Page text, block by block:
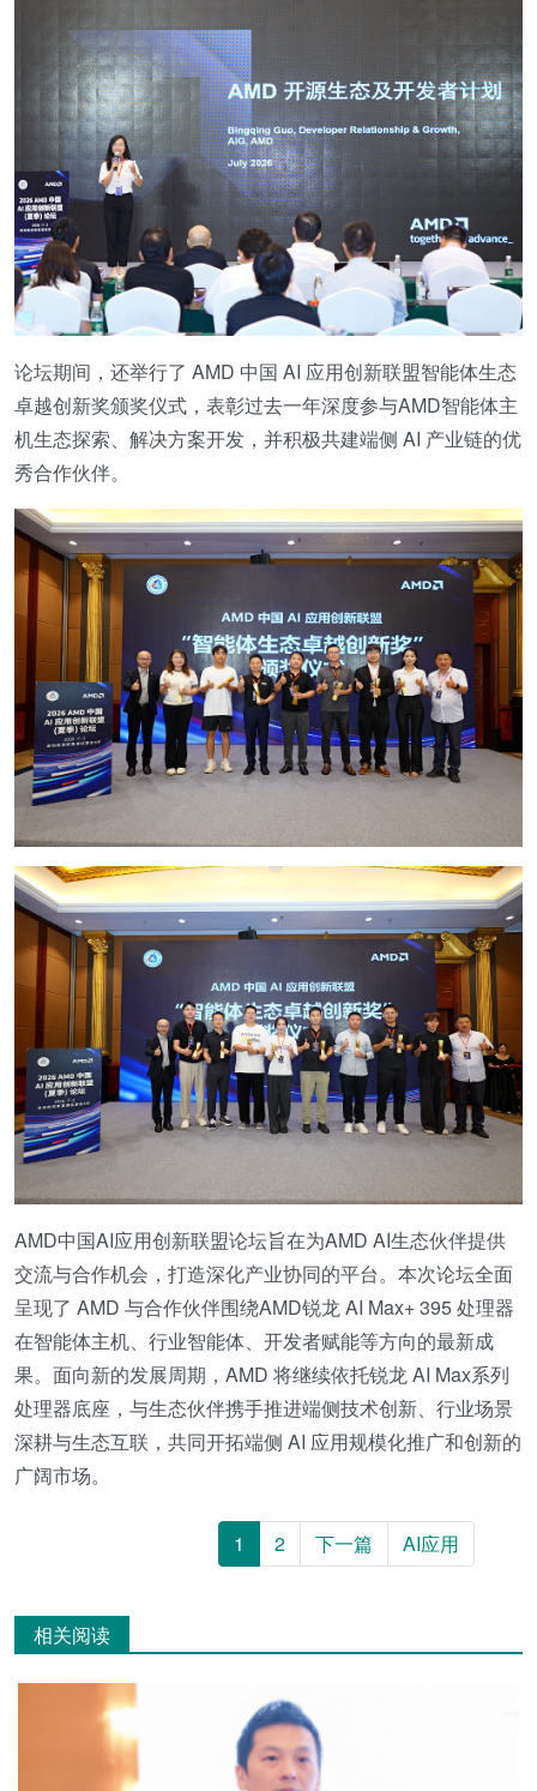
论坛期间，还举行了 AMD 中国 AI 应用创新联盟智能体生态
卓越创新奖颁奖仪式，表彰过去一年深度参与AMD智能体主
机生态探索、解决方案开发，并积极共建端侧 AI 产业链的优
秀合作伙伴。
AMD中国AI应用创新联盟论坛旨在为AMD AI生态伙伴提供
交流与合作机会，打造深化产业协同的平台。本次论坛全面
呈现了 AMD 与合作伙伴围绕AMD锐龙 AI Max+ 395 处理器
在智能体主机、行业智能体、开发者赋能等方向的最新成
果。面向新的发展周期，AMD 将继续依托锐龙 AI Max系列
处理器底座，与生态伙伴携手推进端侧技术创新、行业场景
深耕与生态互联，共同开拓端侧 AI 应用规模化推广和创新的
广阔市场。
1 2 下一篇 AI应用
相关阅读